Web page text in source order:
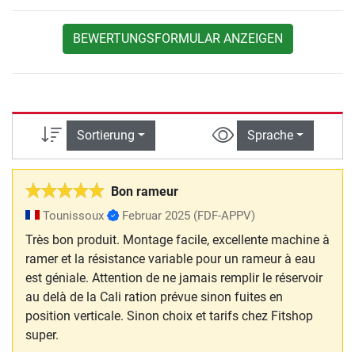
BEWERTUNGSFORMULAR ANZEIGEN
Sortierung Sprache
Bon rameur
Tounissoux Februar 2025 (FDF-APPV)
Très bon produit. Montage facile, excellente machine à
ramer et la résistance variable pour un rameur à eau
est géniale. Attention de ne jamais remplir le réservoir
au delà de la Cali ration prévue sinon fuites en
position verticale. Sinon choix et tarifs chez Fitshop
super.